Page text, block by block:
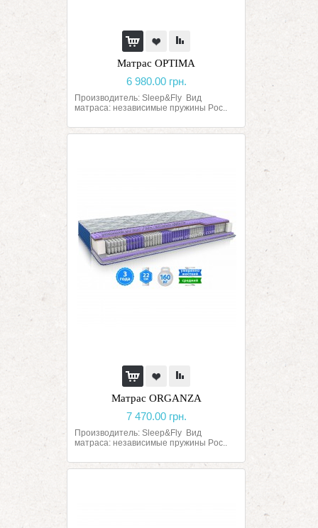
Матрас OPTIMA
6 980.00 грн.
Производитель: Sleep&Fly Вид
матраса: независимые пружины Poc..
Матрас ORGANZA
7 470.00 грн.
Производитель: Sleep&Fly Вид
матраса: независимые пружины Poc..